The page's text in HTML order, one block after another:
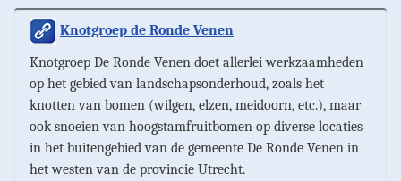
Knotgroep de Ronde Venen
Knotgroep De Ronde Venen doet allerlei werkzaamheden
op het gebied van landschapsonderhoud, zoals het
knotten van bomen (wilgen, elzen, meidoorn, etc.), maar
ook snoeien van hoogstamfruitbomen op diverse locaties
in het buitengebied van de gemeente De Ronde Venen in
het westen van de provincie Utrecht.